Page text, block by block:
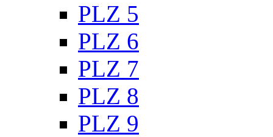
PLZ 5
PLZ 6
PLZ 7
PLZ 8
PLZ 9